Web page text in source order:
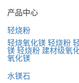
产品中心
轻烧粉
轻烧氧化镁 轻烧粉
镁 轻烧粉 建材级氧
氧化镁
水镁石